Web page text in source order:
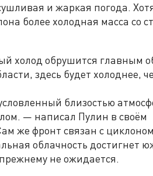
и жаркая погода.
более холодная масса со
холод обрушится главным
здесь будет холоднее,
близостью
— написал Пулин в своём
же фронт связан с
облачность достигнет
не ожидается.